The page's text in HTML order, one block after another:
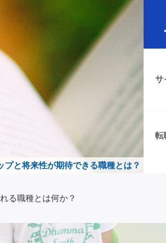
プと将来性が期待できる職種とは？
サ
転
る職種とは何か？